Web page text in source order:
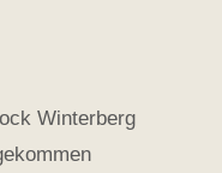
Winterberg